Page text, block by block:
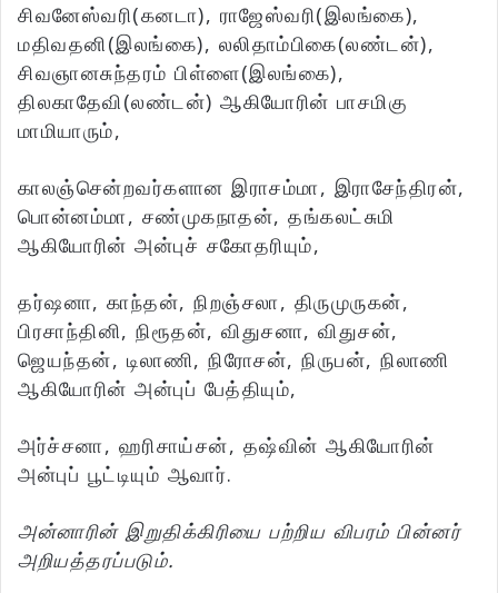
சிவனேஸ்வரி(கனடா), ராஜேஸ்வரி(இலங்கை),
மதிவதனி(இலங்கை), லலிதாம்பிகை(லண்டன்),
சிவஞானசுந்தரம் பிள்ளை(இலங்கை),
திலகாதேவி(லண்டன்) ஆகியோரின் பாசமிகு
மாமியாரும்,
காலஞ்சென்றவர்களான இராசம்மா, இராசேந்திரன்,
பொன்னம்மா, சண்முகநாதன், தங்கலட்சுமி
ஆகியோரின் அன்புச் சகோதரியும்,
தர்ஷனா, காந்தன், நிறஞ்சலா, திருமுருகன்,
பிரசாந்தினி, நிரூதன், விதுசனா, விதுசன்,
ஜெயந்தன், டிலாணி, நிரோசன், நிருபன், நிலாணி
ஆகியோரின் அன்புப் பேத்தியும்,
அர்ச்சனா, ஹரிசாய்சன், தஷ்வின் ஆகியோரின்
அன்புப் பூட்டியும் ஆவார்.
அன்னாரின் இறுதிக்கிரியை பற்றிய விபரம் பின்னர்
அறியத்தரப்படும்.